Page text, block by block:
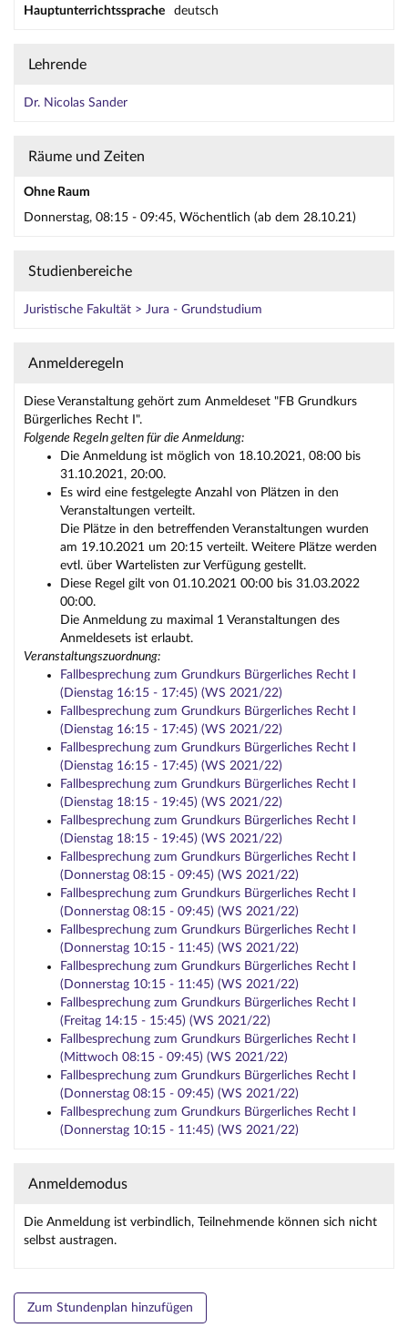
Hauptunterrichtssprache deutsch
Lehrende
Dr. Nicolas Sander
Räume und Zeiten
Ohne Raum
Donnerstag, 08:15 - 09:45, Wöchentlich (ab dem 28.10.21)
Studienbereiche
Juristische Fakultät > Jura - Grundstudium
Anmelderegeln
Diese Veranstaltung gehört zum Anmeldeset "FB Grundkurs
Bürgerliches Recht I".
Folgende Regeln gelten für die Anmeldung:
Die Anmeldung ist möglich von 18.10.2021, 08:00 bis
31.10.2021, 20:00.
Es wird eine festgelegte Anzahl von Plätzen in den
Veranstaltungen verteilt.
Die Plätze in den betreffenden Veranstaltungen wurden
am 19.10.2021 um 20:15 verteilt. Weitere Plätze werden
evtl. über Wartelisten zur Verfügung gestellt.
Diese Regel gilt von 01.10.2021 00:00 bis 31.03.2022
00:00.
Die Anmeldung zu maximal 1 Veranstaltungen des
Anmeldesets ist erlaubt.
Veranstaltungszuordnung:
Fallbesprechung zum Grundkurs Bürgerliches Recht I
(Dienstag 16:15 - 17:45) (WS 2021/22)
Fallbesprechung zum Grundkurs Bürgerliches Recht I
(Dienstag 16:15 - 17:45) (WS 2021/22)
Fallbesprechung zum Grundkurs Bürgerliches Recht I
(Dienstag 16:15 - 17:45) (WS 2021/22)
Fallbesprechung zum Grundkurs Bürgerliches Recht I
(Dienstag 18:15 - 19:45) (WS 2021/22)
Fallbesprechung zum Grundkurs Bürgerliches Recht I
(Dienstag 18:15 - 19:45) (WS 2021/22)
Fallbesprechung zum Grundkurs Bürgerliches Recht I
(Donnerstag 08:15 - 09:45) (WS 2021/22)
Fallbesprechung zum Grundkurs Bürgerliches Recht I
(Donnerstag 08:15 - 09:45) (WS 2021/22)
Fallbesprechung zum Grundkurs Bürgerliches Recht I
(Donnerstag 10:15 - 11:45) (WS 2021/22)
Fallbesprechung zum Grundkurs Bürgerliches Recht I
(Donnerstag 10:15 - 11:45) (WS 2021/22)
Fallbesprechung zum Grundkurs Bürgerliches Recht I
(Freitag 14:15 - 15:45) (WS 2021/22)
Fallbesprechung zum Grundkurs Bürgerliches Recht I
(Mittwoch 08:15 - 09:45) (WS 2021/22)
Fallbesprechung zum Grundkurs Bürgerliches Recht I
(Donnerstag 08:15 - 09:45) (WS 2021/22)
Fallbesprechung zum Grundkurs Bürgerliches Recht I
(Donnerstag 10:15 - 11:45) (WS 2021/22)
Anmeldemodus
Die Anmeldung ist verbindlich, Teilnehmende können sich nicht
selbst austragen.
Zum Stundenplan hinzufügen